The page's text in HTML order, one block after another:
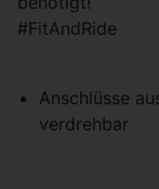
#FitAndRide
Anschlüsse
verdrehbar